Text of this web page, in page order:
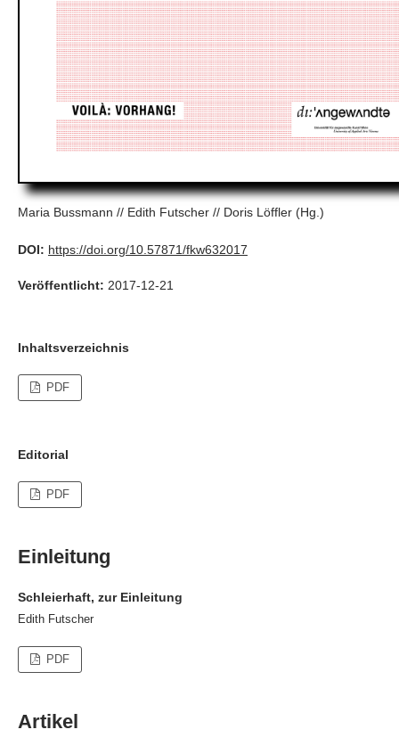
Maria Bussmann // Edith Futscher // Doris Löffler (Hg.)
DOI: https://doi.org/10.57871/fkw632017
Veröffentlicht: 2017-12-21
Inhaltsverzeichnis
PDF
Editorial
PDF
Einleitung
Schleierhaft, zur Einleitung
Edith Futscher
PDF
Artikel